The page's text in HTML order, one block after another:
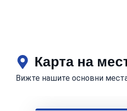
Карта на
Вижте нашите основни